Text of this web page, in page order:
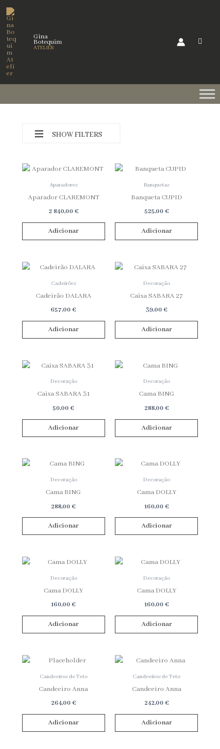
content
Gina
Botequim
ATELIER
SHOW FILTERS
Categorias
Aparadores
Aparador CLAREMONT
2 840,00 €
Adicionar
Banquetas
Banqueta CUPID
525,00 €
Adicionar
Cadeirões
Cadeirão DALARA
657,00€
Adicionar
Decoração
Caixa SABARA 27
39,00 €
Adicionar
Decoração
Caixa SABARA 31
50,00€
Adicionar
Decoração
Cama BING
288,00 €
Adicionar
Decoração
Cama BING
288,00€
Adicionar
Decoração
Cama DOLLY
160,00 €
Adicionar
Decoração
Cama DOLLY
160,00€
Adicionar
Decoração
Cama DOLLY
160,00 €
Adicionar
Candeeiros de Teto
Candeeiro Anna
264,00 €
Adicionar
Candeeiros de Teto
Candeeiro Anna
242,00 €
Adicionar